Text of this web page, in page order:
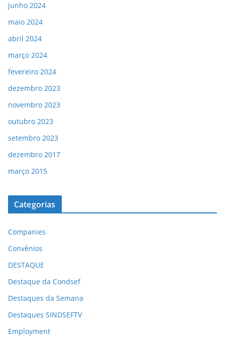
junho 2024
maio 2024
abril 2024
março 2024
fevereiro 2024
dezembro 2023
novembro 2023
outubro 2023
setembro 2023
dezembro 2017
março 2015
Categorias
Companies
Convênios
DESTAQUE
Destaque da Condsef
Destaques da Semana
Destaques SINDSEFTV
Employment